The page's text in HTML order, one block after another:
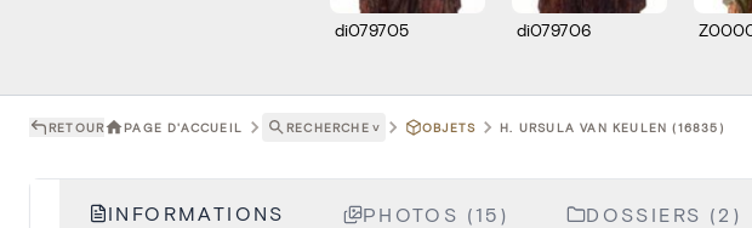
di079705 di079706
RETOUR PAGE D'ACCUEIL RECHERCHE ˅ OBJETS H. URSULA VAN KEULEN (16835)
INFORMATIONS PHOTOS (15) DOSSIERS (2)